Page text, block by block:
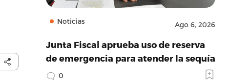
Noticias Ago 6, 2026
Junta Fiscal aprueba uso de reserva
de emergencia para atender la sequía
0